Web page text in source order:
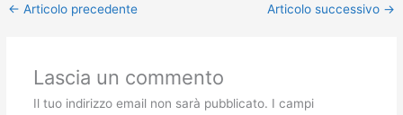
← Articolo precedente Articolo successivo →
Lascia un commento
Il tuo indirizzo email non sarà pubblicato. I campi